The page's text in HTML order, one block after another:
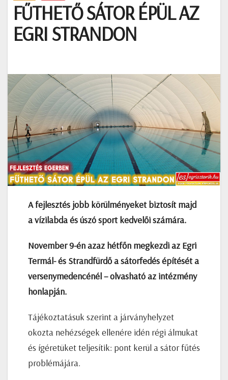
FŰTHETŐ SÁTOR ÉPÜL AZ
EGRI STRANDON
A fejlesztés jobb körülményeket biztosít majd
a vízilabda és úszó sport kedvelői számára.
November 9-én azaz hétfőn megkezdi az Egri
Termál- és Strandfürdő a sátorfedés építését a
versenymedencénél – olvasható az intézmény
honlapján.
Tájékoztatásuk szerint a járványhelyzet
okozta nehézségek ellenére idén régi álmukat
és ígéretüket teljesítik: pont kerül a sátor fűtés
problémájára.